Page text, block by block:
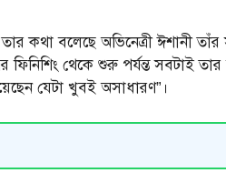
কথা বলেছে অভিনেত্রী ঈশানী
ফিনিশিং থেকে শুরু পর্যন্ত সবটাই
যেটা খুবই অসাধারণ”।